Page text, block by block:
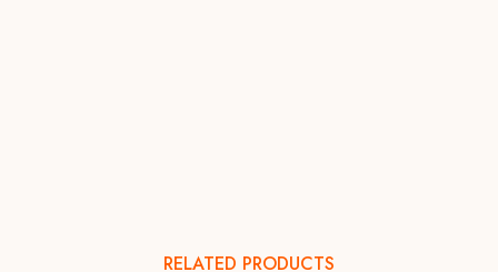
RELATED PRODUCTS